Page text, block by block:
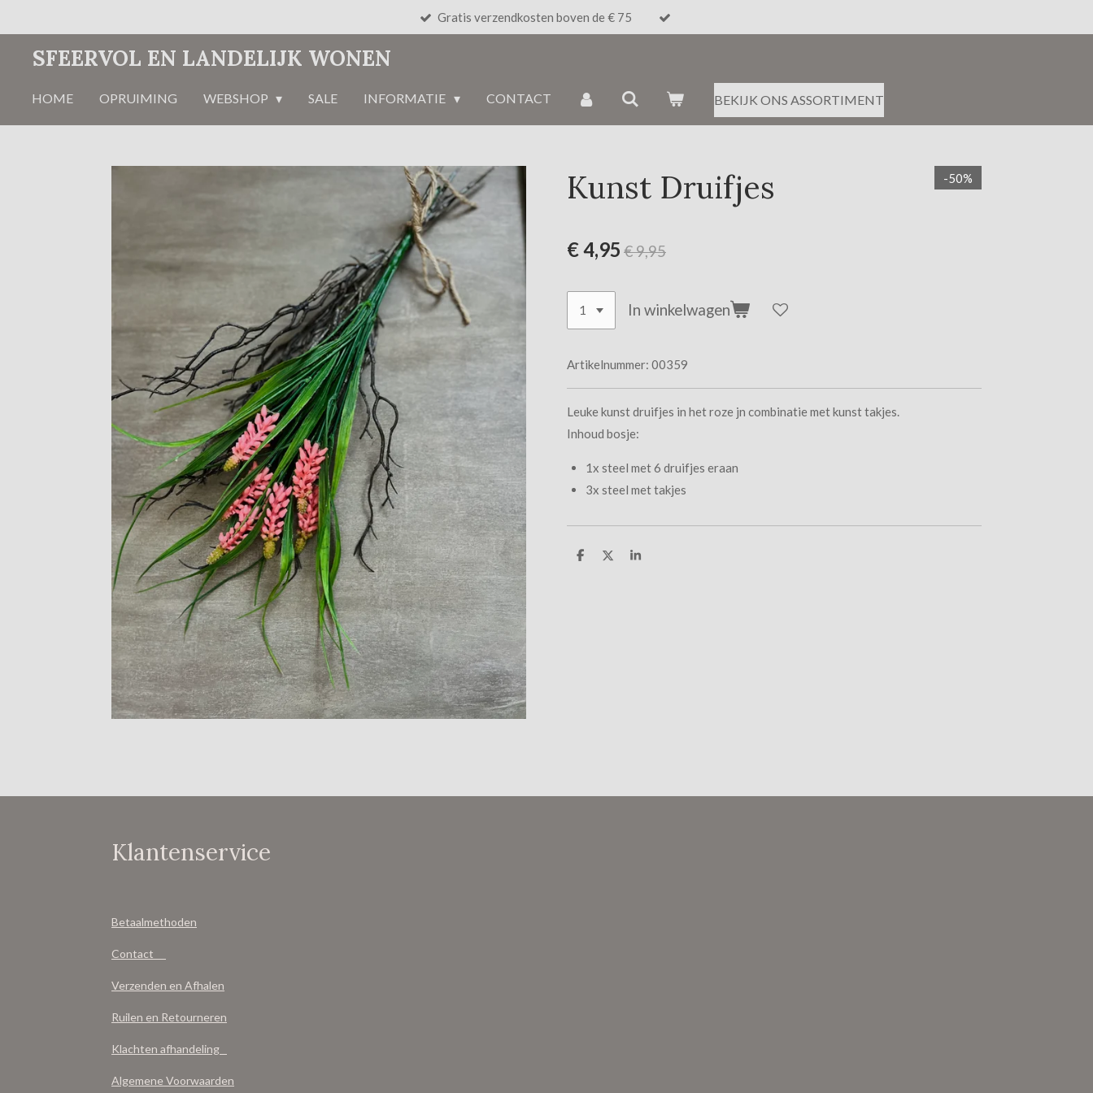
hoofdinhoud
Gratis verzendkosten boven de € 75
SFEERVOL EN LANDELIJK WONEN
HOME OPRUIMING WEBSHOP SALE INFORMATIE CONTACT BEKIJK ONS ASSORTIMENT
Kunst Druifjes -50%
€ 4,95 € 9,95
In winkelwagen
Artikelnummer: 00359
Leuke kunst druifjes in het roze jn combinatie met kunst takjes.
Inhoud bosje:
1x steel met 6 druifjes eraan
3x steel met takjes
D
D
S
Klantenservice
Betaalmethoden
Contact
Verzenden en Afhalen
Ruilen en Retourneren
Klachten afhandeling
Algemene Voorwaarden